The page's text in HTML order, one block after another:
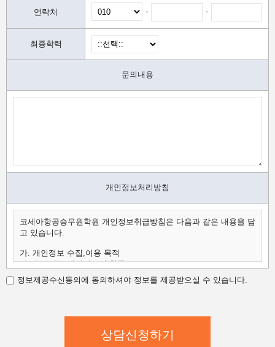
연락처 - -
최종학력
문의내용
개인정보처리방침
코세아항공승무원학원 개인정보취급방침은 다음과 같은 내용을 담
고 있습니다.
가. 개인정보 수집,이용 목적
나. 수집하는 개인정보의 항목
다. 개인정보의 보유 및 이용 기간
가.개인정보 수집,이용 목적
코세아항공승무원학원은 다음과 같은 방법으로 개인정보를 수집합
- 홈페이지 내 상담신청(입학문의, 상담신청)
정보제공수신동의에 동의하셔야 정보를 제공받으실 수 있습니다.